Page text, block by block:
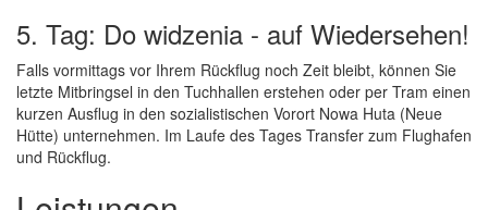
5. Tag: Do widzenia - auf Wiedersehen!
Falls vormittags vor Ihrem Rückflug noch Zeit bleibt, können Sie
letzte Mitbringsel in den Tuchhallen erstehen oder per Tram einen
kurzen Ausflug in den sozialistischen Vorort Nowa Huta (Neue
Hütte) unternehmen. Im Laufe des Tages Transfer zum Flughafen
und Rückflug.